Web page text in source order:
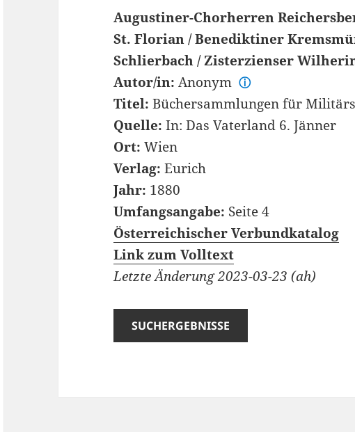
Augustiner-Chorherren
St. Florian / Benediktiner
Schlierbach / Zisterzienser
Autor/in:Anonym ⓘ
Titel:Büchersammlungen für
Quelle:In: Das Vaterland 6. Jänner
Ort:Wien
Verlag:Eurich
Jahr: 1880
Umfangsangabe: Seite 4
Österreichischer Verbundkatalog
Link zum Volltext
Letzte Änderung 2023-03-23 (ah)